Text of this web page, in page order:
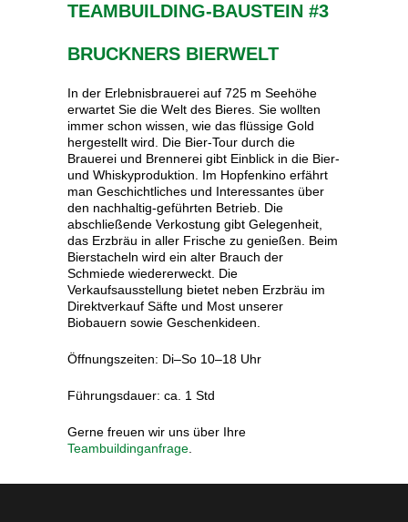
TEAMBUILDING-BAUSTEIN #3
BRUCKNERS BIERWELT
In der Erlebnisbrauerei auf 725 m Seehöhe
erwartet Sie die Welt des Bieres. Sie wollten
immer schon wissen, wie das flüssige Gold
hergestellt wird. Die Bier-Tour durch die
Brauerei und Brennerei gibt Einblick in die Bier-
und Whiskyproduktion. Im Hopfenkino erfährt
man Geschichtliches und Interessantes über
den nachhaltig-geführten Betrieb. Die
abschließende Verkostung gibt Gelegenheit,
das Erzbräu in aller Frische zu genießen. Beim
Bierstacheln wird ein alter Brauch der
Schmiede wiedererweckt. Die
Verkaufsausstellung bietet neben Erzbräu im
Direktverkauf Säfte und Most unserer
Biobauern sowie Geschenkideen.
Öffnungszeiten: Di–So 10–18 Uhr
Führungsdauer: ca. 1 Std
Gerne freuen wir uns über Ihre
Teambuildinganfrage